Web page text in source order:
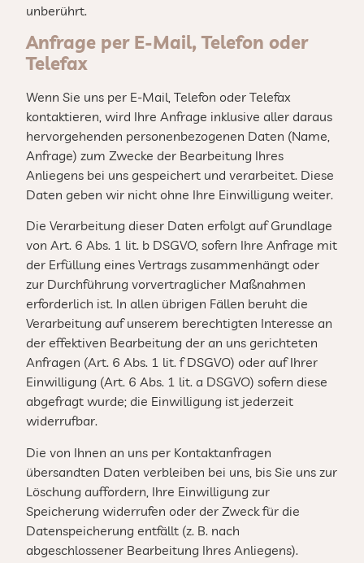
unberührt.
Anfrage per E-Mail, Telefon oder
Telefax
Wenn Sie uns per E-Mail, Telefon oder Telefax
kontaktieren, wird Ihre Anfrage inklusive aller daraus
hervorgehenden personenbezogenen Daten (Name,
Anfrage) zum Zwecke der Bearbeitung Ihres
Anliegens bei uns gespeichert und verarbeitet. Diese
Daten geben wir nicht ohne Ihre Einwilligung weiter.
Die Verarbeitung dieser Daten erfolgt auf Grundlage
von Art. 6 Abs. 1 lit. b DSGVO, sofern Ihre Anfrage mit
der Erfüllung eines Vertrags zusammenhängt oder
zur Durchführung vorvertraglicher Maßnahmen
erforderlich ist. In allen übrigen Fällen beruht die
Verarbeitung auf unserem berechtigten Interesse an
der effektiven Bearbeitung der an uns gerichteten
Anfragen (Art. 6 Abs. 1 lit. f DSGVO) oder auf Ihrer
Einwilligung (Art. 6 Abs. 1 lit. a DSGVO) sofern diese
abgefragt wurde; die Einwilligung ist jederzeit
widerrufbar.
Die von Ihnen an uns per Kontaktanfragen
übersandten Daten verbleiben bei uns, bis Sie uns zur
Löschung auffordern, Ihre Einwilligung zur
Speicherung widerrufen oder der Zweck für die
Datenspeicherung entfällt (z. B. nach
abgeschlossener Bearbeitung Ihres Anliegens).